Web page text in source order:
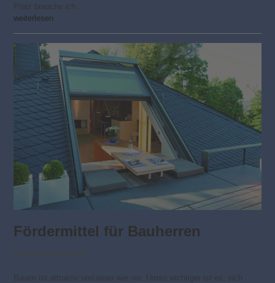
Platz brauche ich…
weiterlesen
Fördermittel für Bauherren
Bauen ist attraktiv und teuer wie nie. Umso wichtiger ist es, sich